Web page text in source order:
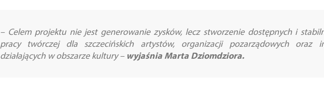
– Celem projektu nie jest generowanie zysków, lecz stworzenie dostępnych i
pracy twórczej dla szczecińskich artystów, organizacji pozarządowych oraz
działających w obszarze kultury– wyjaśnia Marta Dziomdziora.